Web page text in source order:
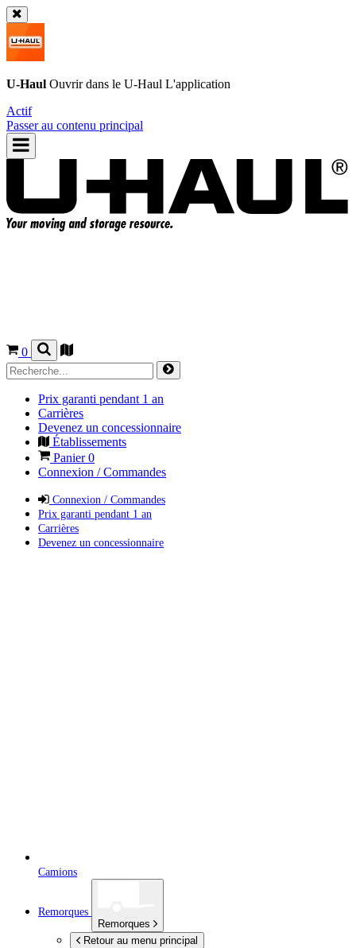
U-Haul Ouvrir dans le U-Haul L'application
Actif
Passer au contenu principal
0
Prix garanti pendant 1 an
Carrières
Devenez un concessionnaire
Établissements
Panier0
Connexion / Commandes
Connexion / Commandes
Prix garanti pendant 1 an
Carrières
Devenez un concessionnaire
Camions
Remorques
Remorques
Retour au menu principal